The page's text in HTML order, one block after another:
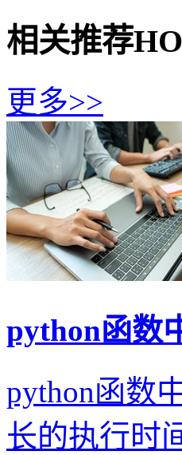
相关推荐
更多>>
python函数
python函数
长的执行时